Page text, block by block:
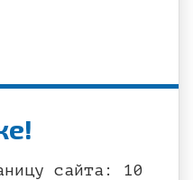
сайта: 10